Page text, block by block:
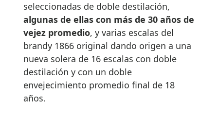
seleccionadas de doble destilación,
algunas de ellas con más de 30 años de
vejez promedio, y varias escalas del
brandy 1866 original dando origen a una
nueva solera de 16 escalas con doble
destilación y con un doble
envejecimiento promedio final de 18
años.